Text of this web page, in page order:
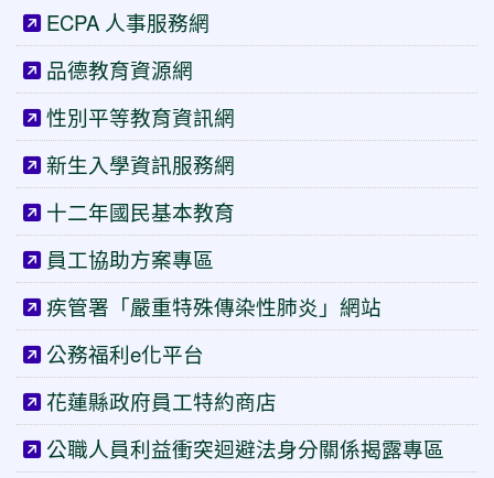
ECPA 人事服務網
品德教育資源網
性別平等教育資訊網
新生入學資訊服務網
十二年國民基本教育
員工協助方案專區
疾管署「嚴重特殊傳染性肺炎」網站
公務福利e化平台
花蓮縣政府員工特約商店
公職人員利益衝突迴避法身分關係揭露專區